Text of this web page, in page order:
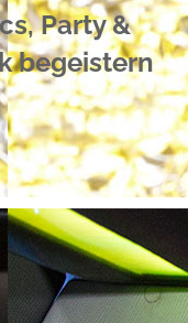
Party &
begeistern